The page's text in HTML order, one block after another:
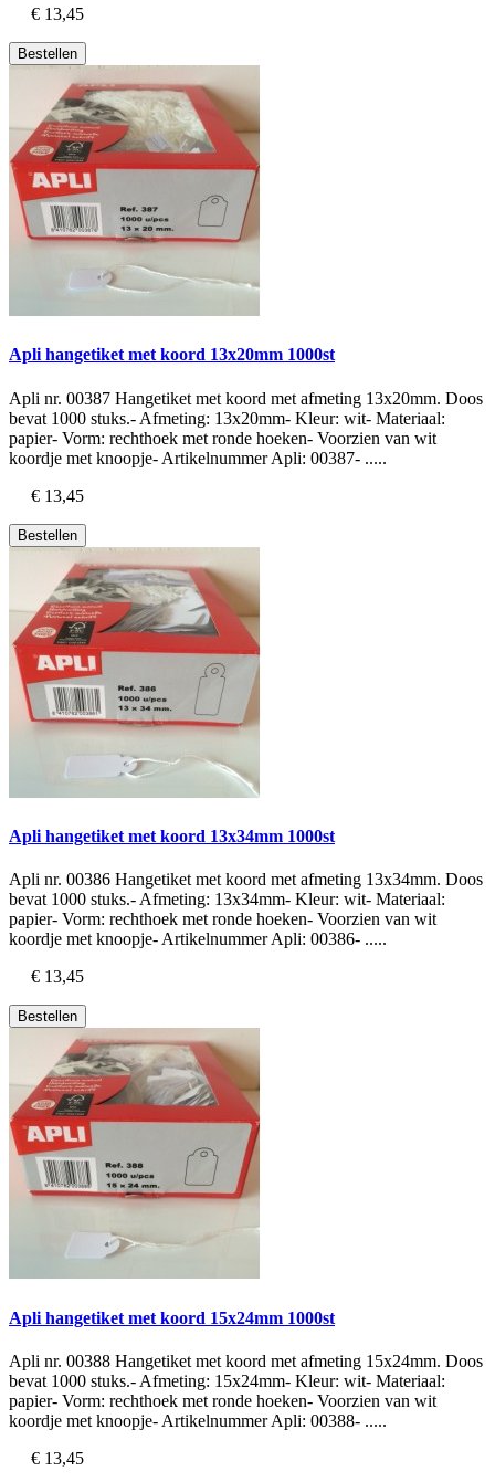
€ 13,45
Bestellen
Apli hangetiket met koord 13x20mm 1000st
Apli nr. 00387 Hangetiket met koord met afmeting 13x20mm. Doos
bevat 1000 stuks.- Afmeting: 13x20mm- Kleur: wit- Materiaal:
papier- Vorm: rechthoek met ronde hoeken- Voorzien van wit
koordje met knoopje- Artikelnummer Apli: 00387- .....
€ 13,45
Bestellen
Apli hangetiket met koord 13x34mm 1000st
Apli nr. 00386 Hangetiket met koord met afmeting 13x34mm. Doos
bevat 1000 stuks.- Afmeting: 13x34mm- Kleur: wit- Materiaal:
papier- Vorm: rechthoek met ronde hoeken- Voorzien van wit
koordje met knoopje- Artikelnummer Apli: 00386- .....
€ 13,45
Bestellen
Apli hangetiket met koord 15x24mm 1000st
Apli nr. 00388 Hangetiket met koord met afmeting 15x24mm. Doos
bevat 1000 stuks.- Afmeting: 15x24mm- Kleur: wit- Materiaal:
papier- Vorm: rechthoek met ronde hoeken- Voorzien van wit
koordje met knoopje- Artikelnummer Apli: 00388- .....
€ 13,45